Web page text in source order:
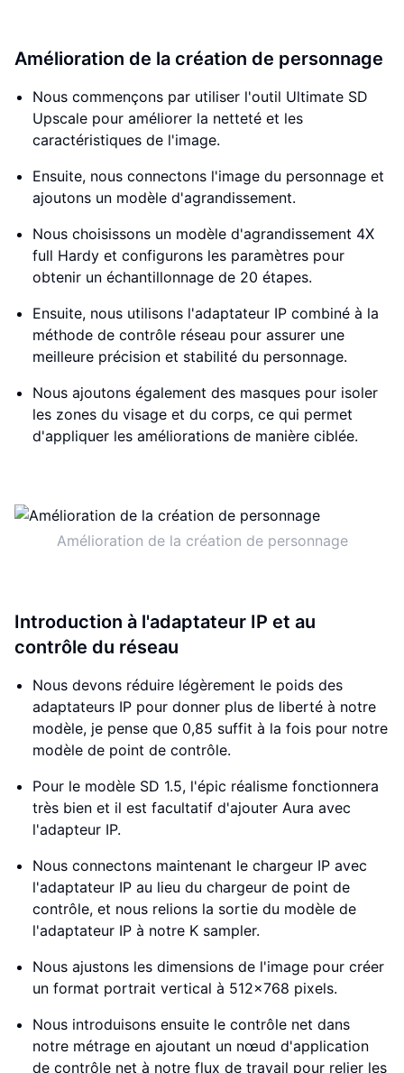
Amélioration de la création de personnage
Nous commençons par utiliser l'outil Ultimate SD
Upscale pour améliorer la netteté et les
caractéristiques de l'image.
Ensuite, nous connectons l'image du personnage et
ajoutons un modèle d'agrandissement.
Nous choisissons un modèle d'agrandissement 4X
full Hardy et configurons les paramètres pour
obtenir un échantillonnage de 20 étapes.
Ensuite, nous utilisons l'adaptateur IP combiné à la
méthode de contrôle réseau pour assurer une
meilleure précision et stabilité du personnage.
Nous ajoutons également des masques pour isoler
les zones du visage et du corps, ce qui permet
d'appliquer les améliorations de manière ciblée.
Amélioration de la création de personnage
Introduction à l'adaptateur IP et au
contrôle du réseau
Nous devons réduire légèrement le poids des
adaptateurs IP pour donner plus de liberté à notre
modèle, je pense que 0,85 suffit à la fois pour notre
modèle de point de contrôle.
Pour le modèle SD 1.5, l'épic réalisme fonctionnera
très bien et il est facultatif d'ajouter Aura avec
l'adapteur IP.
Nous connectons maintenant le chargeur IP avec
l'adaptateur IP au lieu du chargeur de point de
contrôle, et nous relions la sortie du modèle de
l'adaptateur IP à notre K sampler.
Nous ajustons les dimensions de l'image pour créer
un format portrait vertical à 512x768 pixels.
Nous introduisons ensuite le contrôle net dans
notre métrage en ajoutant un nœud d'application
de contrôle net à notre flux de travail pour relier les